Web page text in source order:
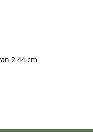
2 44 cm